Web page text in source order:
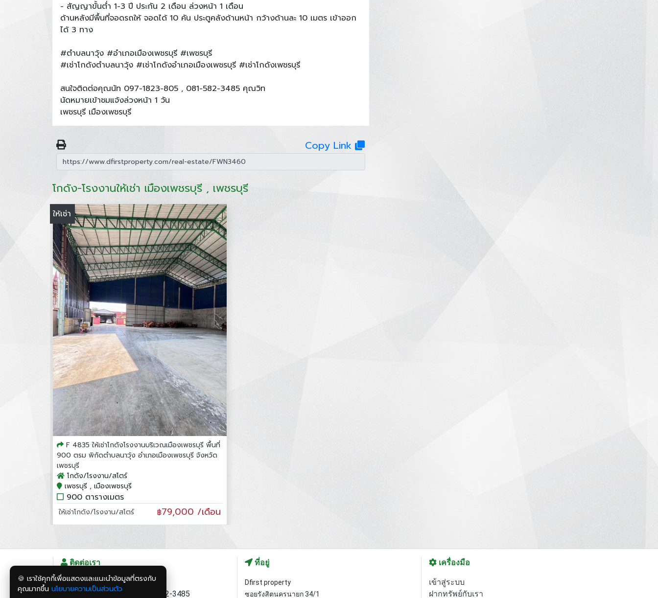
🍪 เราใช้คุกกี้เพื่อแสดงและแนะนำข้อมูลที่ตรงกับ
คุณมากขึ้น นโยบายความเป็นส่วนตัว
- สัญญาขั้นต่ำ 1-3 ปี ประกัน 2 เดือน ล่วงหน้า 1 เดือน
ด้านหลังมีพื้นที่จอดรถให้ จอดได้ 10 คัน ประตูคลังด้านหน้า กว้างด้านละ 10 เมตร เข้าออก
ได้ 3 ทาง
#ตำบลนาวุ้ง #อำเภอเมืองเพชรบุรี #เพชรบุรี
#เช่าโกดังตำบลนาวุ้ง #เช่าโกดังอำเภอเมืองเพชรบุรี #เช่าโกดังเพชรบุรี
สนใจติดต่อคุณนัท 097-1823-805 , 081-582-3485 คุณวิท
นัดหมายเข้าชมแจ้งล่วงหน้า 1 วัน
เพชรบุรี เมืองเพชรบุรี
Copy Link
โกดัง-โรงงานให้เช่า เมืองเพชรบุรี , เพชรบุรี
ให้เช่า
F 4835 ให้เช่าโกดังโรงงานบริเวณเมืองเพชรบุรี พื้นที่
900 ตรม พิกัดตำบลนาวุ้ง อำเภอเมืองเพชรบุรี จังหวัด
เพชรบุรี
โกดัง/โรงงาน/สโตร์
เพชรบุรี , เมืองเพชรบุรี
900 ตารางเมตร
ให้เช่าโกดัง/โรงงาน/สโตร์ ฿79,000 /เดือน
ติดต่อเรา
สอบถามข้อมูลเพิ่มเติม
ฝ่าย โกดัง-โรงงาน Tel: 081-582-3485
ที่อยู่
Dfirst property
ซอยรังสิตนครนายก 34/1
เครื่องมือ
เข้าสู่ระบบ
ฝากทรัพย์กับเรา